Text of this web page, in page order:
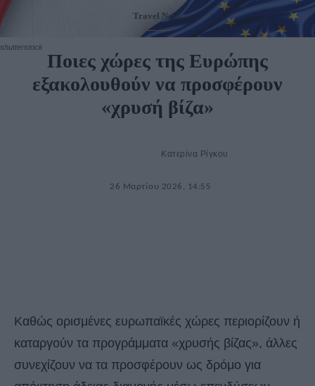
shutterstock
Travel News
Ποιες χώρες της Ευρώπης
εξακολουθούν να προσφέρουν
«χρυσή βίζα»
Κατερίνα Ρίγκου
26 Μαρτίου 2026, 14:55
Καθώς ορισμένες ευρωπαϊκές χώρες περιορίζουν ή
καταργούν τα προγράμματα «χρυσής βίζας», άλλες
συνεχίζουν να τα προσφέρουν ως δρόμο για